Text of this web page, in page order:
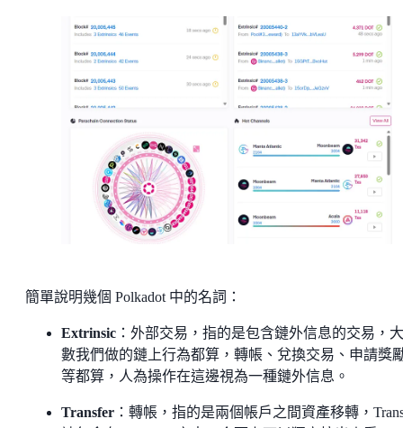
簡單說明幾個 Polkadot 中的名詞：
Extrinsic ：外部交易，指的是包含鏈外信息的交易，
數我們做的鏈上行為都算，轉帳、兌換交易、申請獎
等都算，人為操作在這邊視為一種鏈外信息。
Transfer ：轉帳，指的是兩個帳戶之間資產移轉，